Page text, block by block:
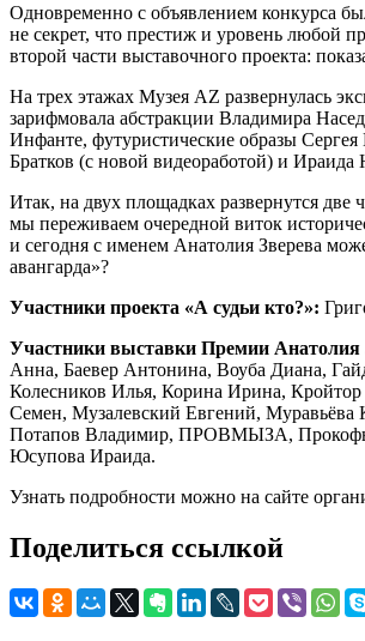
Одновременно с объявлением конкурса
не секрет, что престиж и уровень любой
второй части выставочного проекта:
На трех этажах Музея AZ развернулась
зарифмовала абстракции Владимира
Инфанте, футуристические образы
Братков (с новой видеоработой) и
Итак, на двух площадках развернутся
мы переживаем очередной виток
и сегодня с именем Анатолия Зверева
авангарда»?
Участники проекта «А судьи кто?»:
Участники выставки Премии Анатолия
Анна, Баевер Антонина, Воуба Диана,
Колесников Илья, Корина Ирина,
Семен, Музалевский Евгений,
Потапов Владимир, ПРОВМЫЗА,
Юсупова Ираида.
Узнать подробности можно на сайте
Поделиться ссылкой